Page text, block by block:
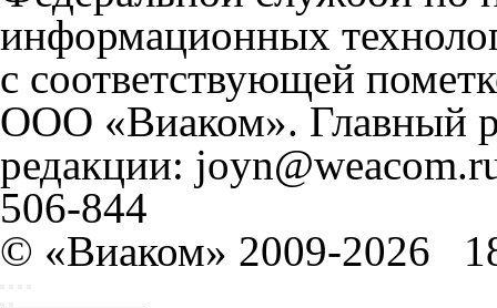
информационных
с соответствующей
ООО «Виаком». Главный
редакции:
506-844
© «Виаком» 2009-2026